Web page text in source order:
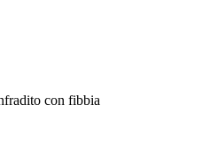
con fibbia